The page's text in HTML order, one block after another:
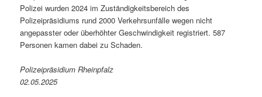
Polizei wurden 2024 im Zuständigkeitsbereich des
Polizeipräsidiums rund 2000 Verkehrsunfälle wegen nicht
angepasster oder überhöhter Geschwindigkeit registriert. 587
Personen kamen dabei zu Schaden.
Polizeipräsidium Rheinpfalz
02.05.2025